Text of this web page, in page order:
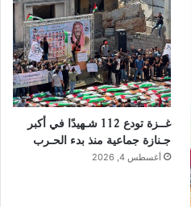
غــزة تودع 112 شـهيدًا في أكبر
جـنازة جماعية منذ بدء الحـرب
أغسطس 4, 2026